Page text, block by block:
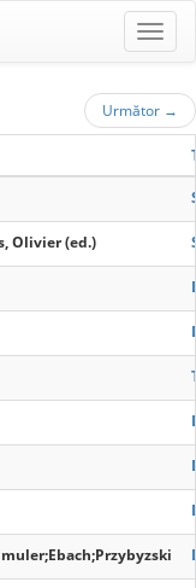
Următor →
Olivier (ed.)